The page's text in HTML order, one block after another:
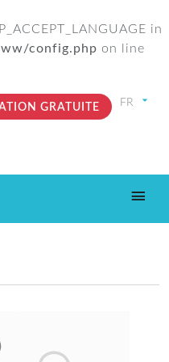
in
config.php on line
GRATUITE